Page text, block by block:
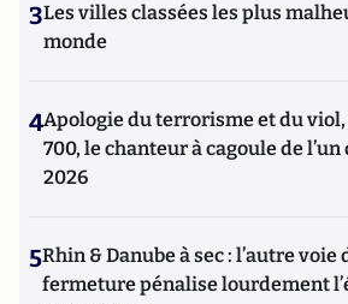
3Les villes classées les plus
monde
4Apologie du terrorisme et du
700, le chanteur à cagoule de l’un
2026
5Rhin & Danube à sec : l’autre voie
fermeture pénalise lourdement